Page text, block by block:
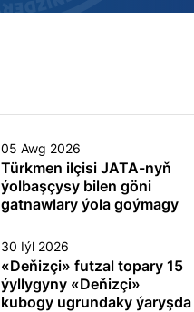
05 Awg 2026
Türkmen ilçisi JATA-nyň
ýolbaşçysy bilen göni
gatnawlary ýola goýmagy
30 Iýl 2026
«Deňizçi» futzal topary 15
ýyllygyny «Deňizçi»
kubogy ugrundaky ýaryşda